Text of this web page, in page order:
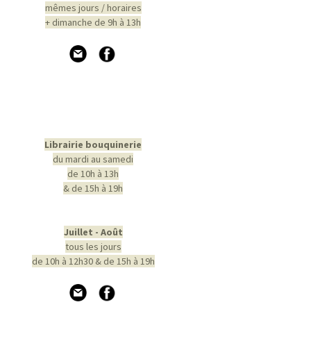
mêmes jours / horaires
+ dimanche de 9h à 13h
Librairie bouquinerie
du mardi au samedi
de 10h à 13h
& de 15h à 19h
Juillet - Août
tous les jours
de 10h à 12h30 & de 15h à 19h